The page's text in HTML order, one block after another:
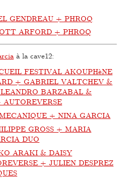
GENDREAU + PHROQ
ARFORD + PHROQ
à la cave12:
FESTIVAL AKOUPHèNE
+ GABRIEL VALTCHEV &
BARZABAL &
+ NINA GARCIA
GROSS + MARIA
DUO
ARAKI & DAISY
+ JULIEN DESPREZ